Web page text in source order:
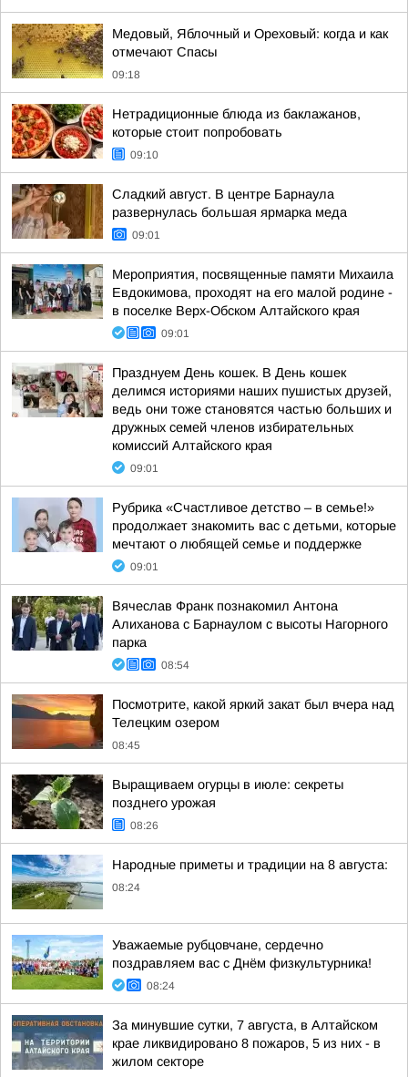
Медовый, Яблочный и Ореховый: когда и как
отмечают Спасы
09:18
Нетрадиционные блюда из баклажанов,
которые стоит попробовать
09:10
Сладкий август. В центре Барнаула
развернулась большая ярмарка меда
09:01
Мероприятия, посвященные памяти Михаила
Евдокимова, проходят на его малой родине -
в поселке Верх-Обском Алтайского края
09:01
Празднуем День кошек. В День кошек
делимся историями наших пушистых друзей,
ведь они тоже становятся частью больших и
дружных семей членов избирательных
комиссий Алтайского края
09:01
Рубрика «Счастливое детство – в семье!»
продолжает знакомить вас с детьми, которые
мечтают о любящей семье и поддержке
09:01
Вячеслав Франк познакомил Антона
Алиханова с Барнаулом с высоты Нагорного
парка
08:54
Посмотрите, какой яркий закат был вчера над
Телецким озером
08:45
Выращиваем огурцы в июле: секреты
позднего урожая
08:26
Народные приметы и традиции на 8 августа:
08:24
Уважаемые рубцовчане, сердечно
поздравляем вас с Днём физкультурника!
08:24
За минувшие сутки, 7 августа, в Алтайском
крае ликвидировано 8 пожаров, 5 из них - в
жилом секторе